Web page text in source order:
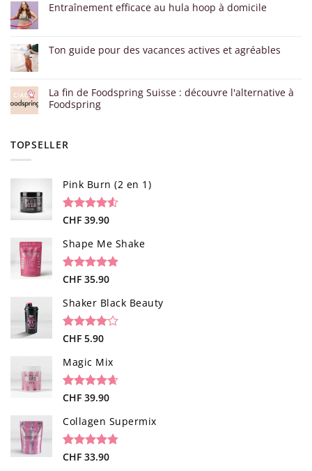
Entraînement efficace au hula hoop à domicile
Ton guide pour des vacances actives et agréables
La fin de Foodspring Suisse : découvre l'alternative à
Foodspring
TOPSELLER
Pink Burn (2 en 1)
Noté4.52
sur
96
notations
client
CHF 39.90
Shape Me Shake
Noté4.85
sur
40
client
CHF 35.90
Shaker Black Beauty
Noté
5 basé
1
notation
client
CHF 5.90
Magic Mix
Noté4.65
sur
34
notations
client
CHF 39.90
Collagen Supermix
Noté4.73
26
CHF 33.90